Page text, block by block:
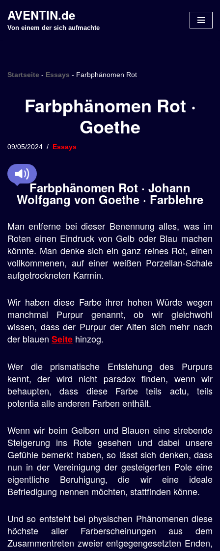
Z
n
p
i
n
AVENTIN.de
Von einem der sich aufmachte
Startseite - Essays - Farbphänomen Rot
Farbphänomen Rot ·
Goethe
09/05/2024 Essays
Farbphänomen Rot · Johann
Wolfgang von Goethe · Farblehre
Man entferne bei dieser Benennung alles, was im
Roten einen Eindruck von Gelb oder Blau machen
könnte. Man denke sich ein ganz reines Rot, einen
vollkommenen, auf einer weißen Porzellan-Schale
aufgetrockneten Karmin.
Wir haben diese Farbe ihrer hohen Würde wegen
manchmal Purpur genannt, ob wir gleichwohl
wissen, dass der Purpur der Alten sich mehr nach
der blauen Seite hinzog.
Wer die prismatische Entstehung des Purpurs
kennt, der wird nicht paradox finden, wenn wir
behaupten, dass diese Farbe teils actu, teils
potentia alle anderen Farben enthält.
Wenn wir beim Gelben und Blauen eine strebende
Steigerung ins Rote gesehen und dabei unsere
Gefühle bemerkt haben, so lässt sich denken, dass
nun in der Vereinigung der gesteigerten Pole eine
eigentliche Beruhigung, die wir eine ideale
Befriedigung nennen möchten, stattfinden könne.
Und so entsteht bei physischen Phänomenen diese
höchste aller Farberscheinungen aus dem
Zusammentreten zweier entgegengesetzten Enden,